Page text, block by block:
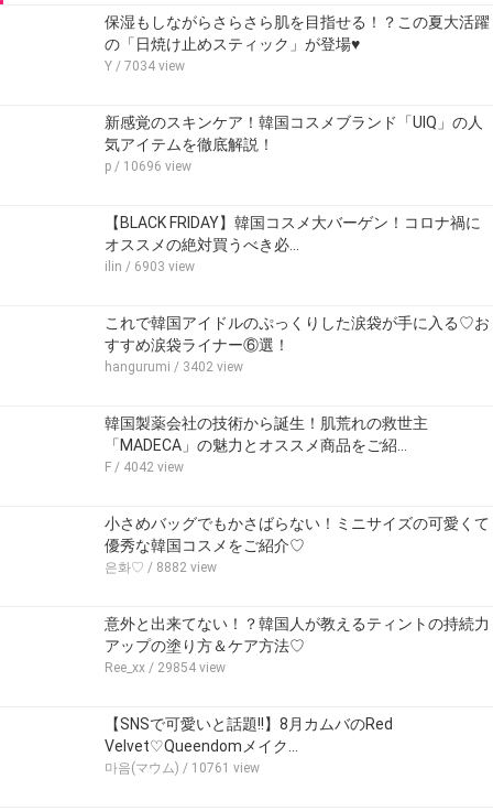
保湿もしながらさらさら肌を目指せる！？この夏大活躍
の「日焼け止めスティック」が登場♥
Y / 7034 view
新感覚のスキンケア！韓国コスメブランド「UIQ」の人
気アイテムを徹底解説！
p / 10696 view
【BLACK FRIDAY】韓国コスメ大バーゲン！コロナ禍に
オススメの絶対買うべき必…
ilin / 6903 view
これで韓国アイドルのぷっくりした涙袋が手に入る♡お
すすめ涙袋ライナー⑥選！
hangurumi / 3402 view
韓国製薬会社の技術から誕生！肌荒れの救世主
「MADECA」の魅力とオススメ商品をご紹…
F / 4042 view
小さめバッグでもかさばらない！ミニサイズの可愛くて
優秀な韓国コスメをご紹介♡
은화♡ / 8882 view
意外と出来てない！？韓国人が教えるティントの持続力
アップの塗り方＆ケア方法♡
Ree_xx / 29854 view
【SNSで可愛いと話題!!】8月カムバのRed
Velvet♡Queendomメイク…
마음(マウム) / 10761 view